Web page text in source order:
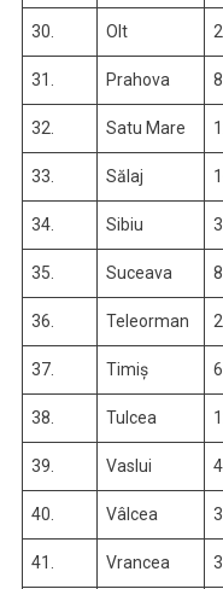
30. Olt
31. Prahova
32. Satu Mare
33. Sălaj
34. Sibiu
35. Suceava
36. Teleorman
37. Timiș
38. Tulcea
39. Vaslui
40. Vâlcea
41. Vrancea